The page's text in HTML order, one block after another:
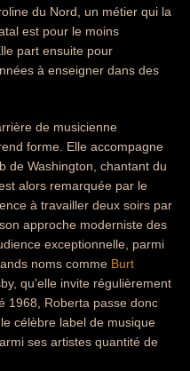
du Nord, un métier qui la
est pour le moins
part ensuite pour
à enseigner dans des
de musicienne
forme. Elle accompagne
de Washington, chantant du
alors remarquée par le
à travailler deux soirs par
approche moderniste des
exceptionnelle, parmi
noms comme Burt
qu'elle invite régulièrement
1968, Roberta passe donc
célèbre label de musique
ses artistes quantité de